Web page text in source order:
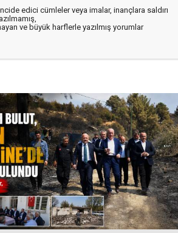
edici cümleler veya imalar, inançlara saldırı
ve büyük harflerle yazılmış yorumlar